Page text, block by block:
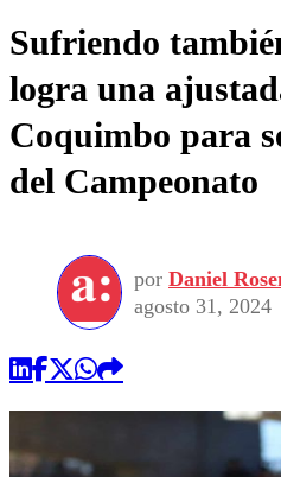
Sufriendo
logra una
Coquimbo para
del Campeonato
por Daniel
agosto 31, 2024